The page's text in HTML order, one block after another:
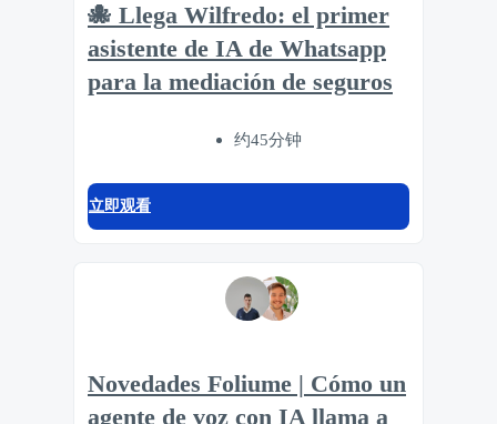
🐙 Llega Wilfredo: el primer
asistente de IA de Whatsapp
para la mediación de seguros
约45分钟
立即观看
Novedades Foliume | Cómo un
agente de voz con IA llama a